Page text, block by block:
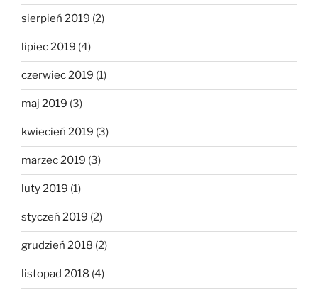
sierpień 2019 (2)
lipiec 2019 (4)
czerwiec 2019 (1)
maj 2019 (3)
kwiecień 2019 (3)
marzec 2019 (3)
luty 2019 (1)
styczeń 2019 (2)
grudzień 2018 (2)
listopad 2018 (4)